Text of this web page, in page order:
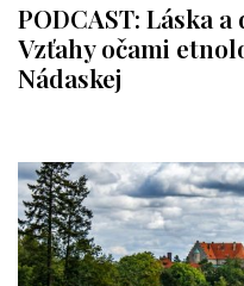
PODCAST: Láska
Vzťahy očami
Nádaskej